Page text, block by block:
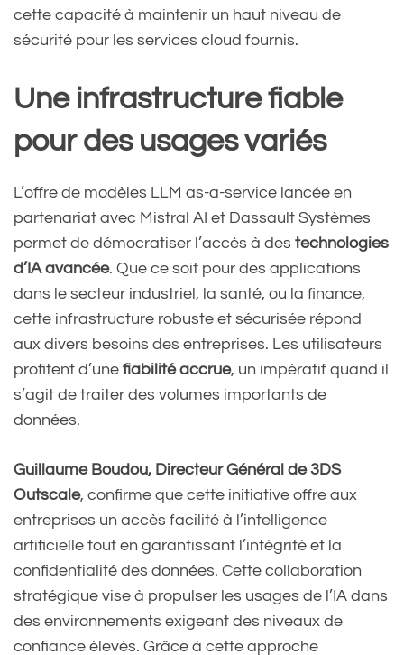
cette capacité à maintenir un haut niveau de
sécurité pour les services cloud fournis.
Une infrastructure fiable
pour des usages variés
L’offre de modèles LLM as-a-service lancée en
partenariat avec Mistral AI et Dassault Systèmes
permet de démocratiser l’accès à des technologies
d’IA avancée. Que ce soit pour des applications
dans le secteur industriel, la santé, ou la finance,
cette infrastructure robuste et sécurisée répond
aux divers besoins des entreprises. Les utilisateurs
profitent d’une fiabilité accrue, un impératif quand il
s’agit de traiter des volumes importants de
données.
Guillaume Boudou, Directeur Général de 3DS
Outscale, confirme que cette initiative offre aux
entreprises un accès facilité à l’intelligence
artificielle tout en garantissant l’intégrité et la
confidentialité des données. Cette collaboration
stratégique vise à propulser les usages de l’IA dans
des environnements exigeant des niveaux de
confiance élevés. Grâce à cette approche